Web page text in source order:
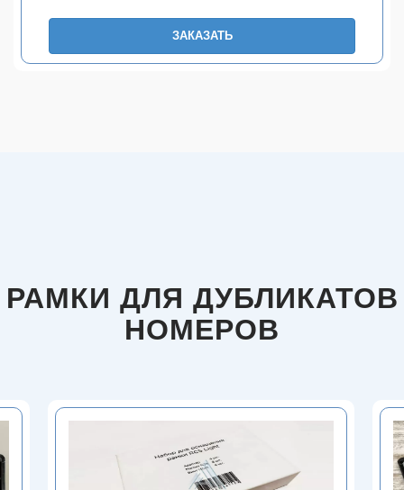
ЗАКАЗАТЬ
РАМКИ ДЛЯ ДУБЛИКАТОВ
НОМЕРОВ